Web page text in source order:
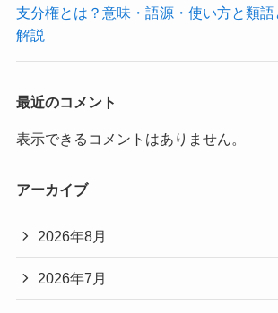
支分権とは？意味・語源・使い方と類
解説
最近のコメント
表示できるコメントはありません。
アーカイブ
2026年8月
2026年7月